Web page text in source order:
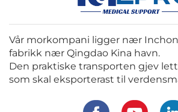
Vår morkompani ligger nær Inchon
fabrikk nær Qingdao Kina havn.
Den praktiske transporten gjev
som skal eksporterast til